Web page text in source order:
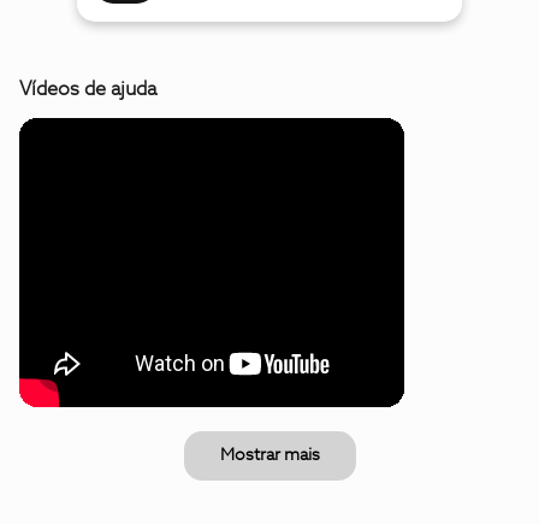
Vídeos de ajuda
Mostrar mais